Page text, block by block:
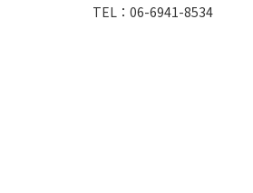
TEL： 06-6941-8534